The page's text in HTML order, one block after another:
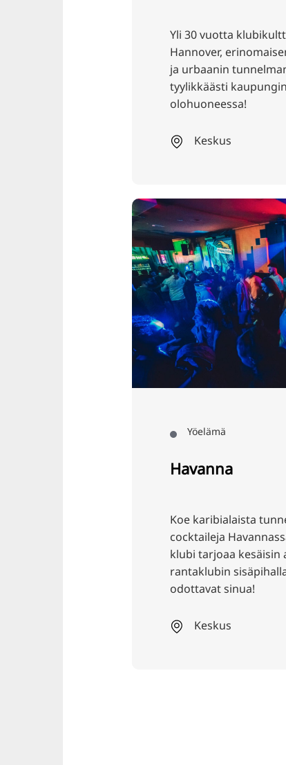
Yli 30 vuotta
Hannover,
ja urbaanin
tyylikkäästi
olohuoneessa!
Keskus
Yöelämä
Havanna
Koe karibialaista
cocktaileja
klubi tarjoaa kesäisin
rantaklubin
odottavat sinua!
Keskus